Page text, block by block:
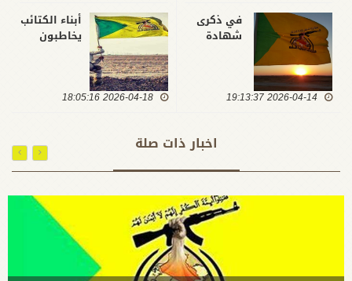
في ذكرى
شهادة
السلام)..
الشهداء
مسيرة
الأنبياء في
مجاهدة
الظلم
2026-04-14 19:13:37
أبناء الكتائب
يخاطبون
ماضون
في العروق
2026-04-18 18:05:16
اخبار ذات صلة